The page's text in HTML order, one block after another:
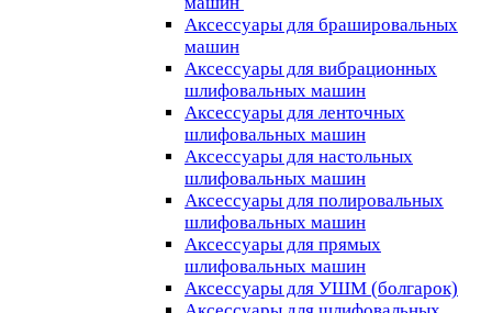
Аксессуары для брашировальных
машин
Аксессуары для вибрационных
шлифовальных машин
Аксессуары для ленточных
шлифовальных машин
Аксессуары для настольных
шлифовальных машин
Аксессуары для полировальных
шлифовальных машин
Аксессуары для прямых
шлифовальных машин
Аксессуары для УШМ (болгарок)